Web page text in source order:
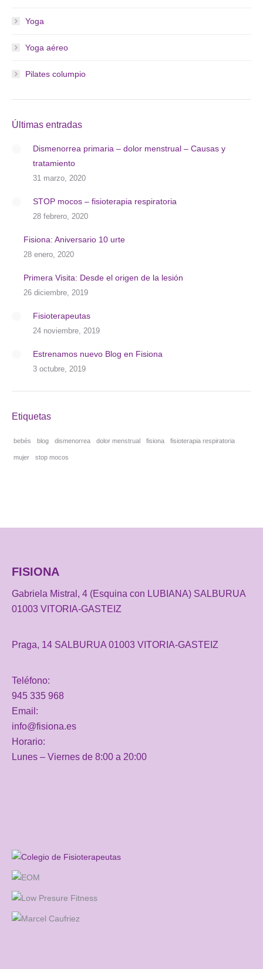
Yoga
Yoga aéreo
Pilates columpio
Últimas entradas
Dismenorrea primaria – dolor menstrual – Causas y
tratamiento
31 marzo, 2020
STOP mocos – fisioterapia respiratoria
28 febrero, 2020
Fisiona: Aniversario 10 urte
28 enero, 2020
Primera Visita: Desde el origen de la lesión
26 diciembre, 2019
Fisioterapeutas
24 noviembre, 2019
Estrenamos nuevo Blog en Fisiona
3 octubre, 2019
Etiquetas
bebés blog dismenorrea dolor menstrual fisiona fisioterapia respiratoria
mujer stop mocos
FISIONA
Gabriela Mistral, 4 (Esquina con LUBIANA) SALBURUA
01003 VITORIA-GASTEIZ
Praga, 14 SALBURUA 01003 VITORIA-GASTEIZ
Teléfono:
945 335 968
Email:
info@fisiona.es
Horario:
Lunes – Viernes de 8:00 a 20:00